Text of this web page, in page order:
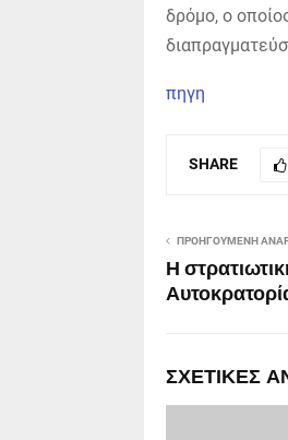
δρόμο, ο
πηγη
SHARE
ΠΡΟΗΓΟΎΜΕΝΗ
Η
ΣΧΕΤΙΚΈΣ